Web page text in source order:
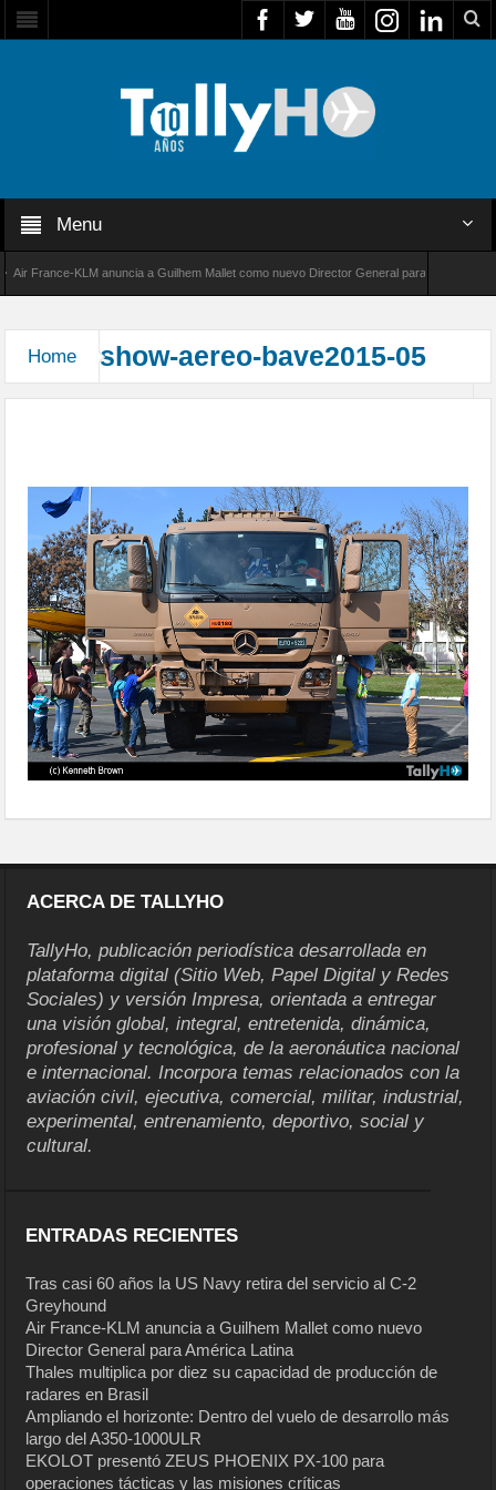
Menu
France-KLM anuncia a Guilhem Mallet como nuevo Director General para América Latina
Home show-aereo-bave2015-05
ACERCA DE TALLYHO
TallyHo, publicación periodística desarrollada en
plataforma digital (Sitio Web, Papel Digital y Redes
Sociales) y versión Impresa, orientada a entregar
una visión global, integral, entretenida, dinámica,
profesional y tecnológica, de la aeronáutica nacional
e internacional. Incorpora temas relacionados con la
aviación civil, ejecutiva, comercial, militar, industrial,
experimental, entrenamiento, deportivo, social y
cultural.
ENTRADAS RECIENTES
Tras casi 60 años la US Navy retira del servicio al C-2
Greyhound
Air France-KLM anuncia a Guilhem Mallet como nuevo
Director General para América Latina
Thales multiplica por diez su capacidad de producción de
radares en Brasil
Ampliando el horizonte: Dentro del vuelo de desarrollo más
largo del A350-1000ULR
EKOLOT presentó ZEUS PHOENIX PX-100 para
operaciones tácticas y las misiones críticas